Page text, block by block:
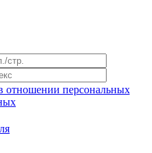
отношении персональных